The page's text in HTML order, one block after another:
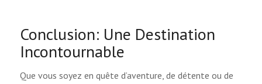
Conclusion: Une Destination
Incontournable
Que vous soyez en quête d’aventure, de détente ou de